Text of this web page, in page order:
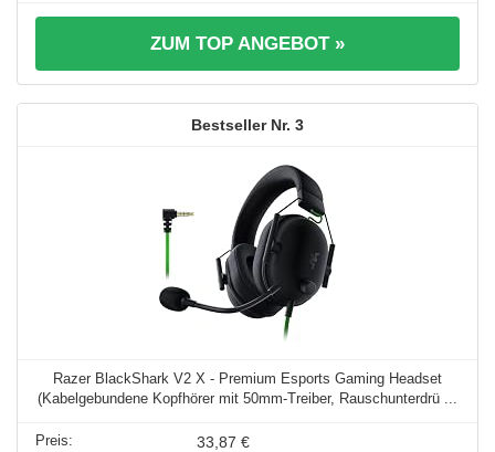
ZUM TOP ANGEBOT »
3
Razer BlackShark V2 X - Premium Esports Gaming Headset
(Kabelgebundene Kopfhörer mit 50mm-Treiber, Rauschunterdrü ...
33,87 €